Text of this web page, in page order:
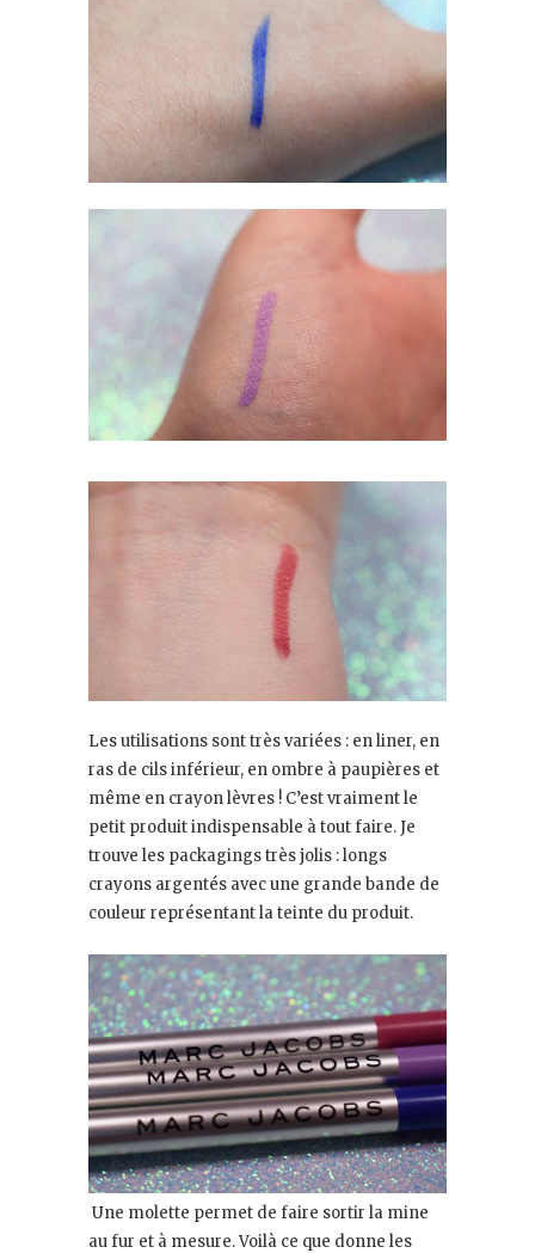
Les utilisations sont très variées : en liner, en
ras de cils inférieur, en ombre à paupières et
même en crayon lèvres ! C’est vraiment le
petit produit indispensable à tout faire. Je
trouve les packagings très jolis : longs
crayons argentés avec une grande bande de
couleur représentant la teinte du produit.
Une molette permet de faire sortir la mine
au fur et à mesure. Voilà ce que donne les